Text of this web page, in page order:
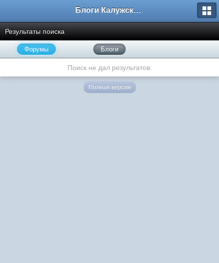
Блоги Калужского перекрестка
Результаты поиска
Форумы Блоги
Поиск не дал результатов.
Полная версия